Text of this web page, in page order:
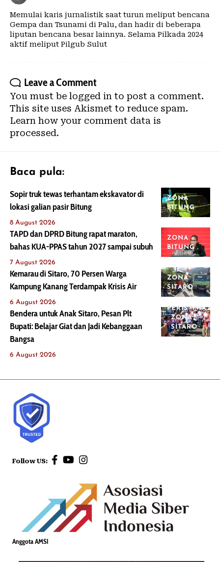
Memulai karis jurnalistik saat turun meliput bencana
Gempa dan Tsunami di Palu, dan hadir di beberapa
liputan bencana besar lainnya. Selama Pilkada 2024
aktif meliput Pilgub Sulut
Leave a Comment
You must be logged in to post a comment.
This site uses Akismet to reduce spam.
Learn how your comment data is
processed.
Baca pula:
ZONA
BITUNG
Sopir truk tewas terhantam ekskavator di
lokasi galian pasir Bitung
8 August 2026
ZONA
BITUNG
TAPD dan DPRD Bitung rapat maraton,
bahas KUA-PPAS tahun 2027 sampai subuh
7 August 2026
ZONA
SITARO
Kemarau di Sitaro, 70 Persen Warga
Kampung Kanang Terdampak Krisis Air
6 August 2026
PERISTIWA
ZONA
SITARO
Bendera untuk Anak Sitaro, Pesan Plt
Bupati: Belajar Giat dan Jadi Kebanggaan
Bangsa
6 August 2026
Follow US:
Anggota AMSI